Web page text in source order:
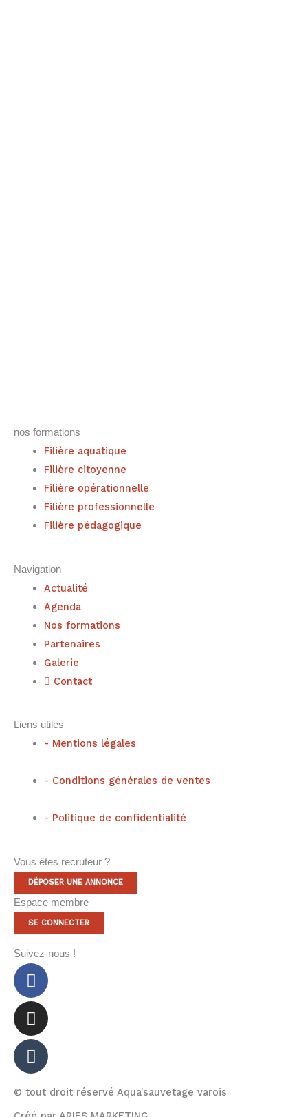
nos formations
Filière aquatique
Filière citoyenne
Filière opérationnelle
Filière professionnelle
Filière pédagogique
Navigation
Actualité
Agenda
Nos formations
Partenaires
Galerie
Contact
Liens utiles
- Mentions légales
- Conditions générales de ventes
- Politique de confidentialité
Vous êtes recruteur ?
DÉPOSER UNE ANNONCE
Espace membre
SE CONNECTER
Suivez-nous !
Facebook-
f
Instagram
Tumblr
© tout droit réservé Aqua'sauvetage varois